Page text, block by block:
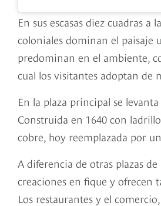
En sus escasas diez cuadras
coloniales dominan el paisaje
predominan en el ambiente,
cual los visitantes adoptan de
En la plaza principal se
Construida en 1640 con
cobre, hoy reemplazada por
A diferencia de otras plazas
creaciones en fique y ofrecen
Los restaurantes y el